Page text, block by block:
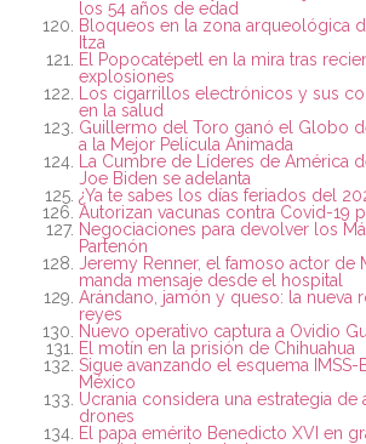
los 54 años de edad
Bloqueos en la zona arqueológica
Itza
El Popocatépetl en la mira tras
explosiones
Los cigarrillos electrónicos y sus
en la salud
Guillermo del Toro ganó el Globo
a la Mejor Película Animada
La Cumbre de Líderes de América
Joe Biden se adelanta
¿Ya te sabes los días feriados del
Autorizan vacunas contra Covid-19
Negociaciones para devolver los
Partenón
Jeremy Renner, el famoso actor de
manda mensaje desde el hospital
Arándano, jamón y queso: la nueva
reyes
Nuevo operativo captura a Ovidio
El motín en la prisión de Chihuahua
Sigue avanzando el esquema IMSS-
México
Ucrania considera una estrategia de
drones
El papa emérito Benedicto XVI en